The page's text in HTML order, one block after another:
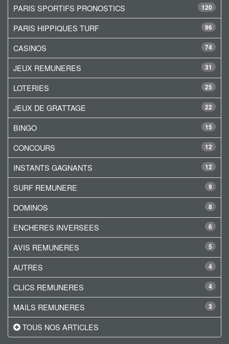
120
PARIS SPORTIFS PRONOSTICS
96
PARIS HIPPIQUES TURF
74
CASINOS
31
JEUX REMUNERES
25
LOTERIES
22
JEUX DE GRATTAGE
15
BINGO
12
CONCOURS
12
INSTANTS GAGNANTS
9
SURF REMUNERE
8
DOMINOS
6
ENCHERES INVERSEES
5
AVIS REMUNERES
4
AUTRES
4
CLICS REMUNERES
3
MAILS REMUNERES
TOUS NOS ARTICLES